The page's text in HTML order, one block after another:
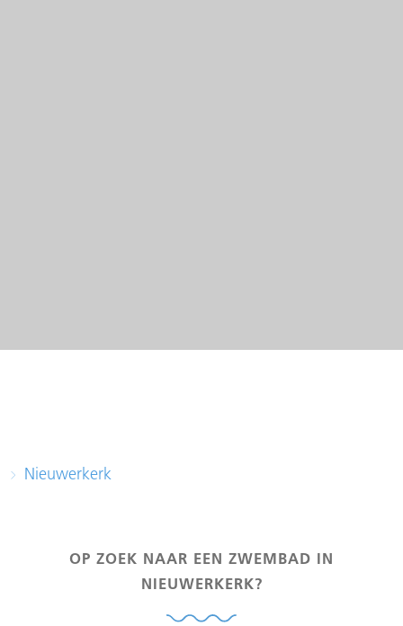
Nieuwerkerk
OP ZOEK NAAR EEN ZWEMBAD IN
NIEUWERKERK?